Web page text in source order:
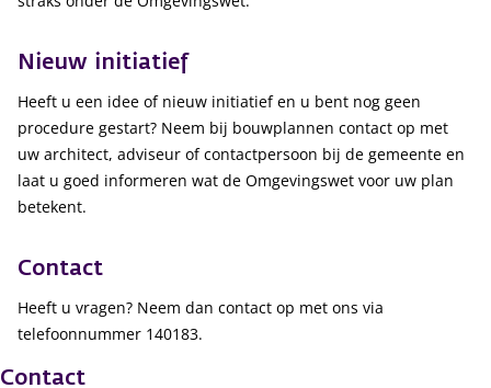
Nieuw initiatief
Heeft u een idee of nieuw initiatief en u bent nog geen
procedure gestart? Neem bij bouwplannen contact op met
uw architect, adviseur of contactpersoon bij de gemeente en
laat u goed informeren wat de Omgevingswet voor uw plan
betekent.
Contact
Heeft u vragen? Neem dan contact op met ons via
telefoonnummer 140183.
Contact